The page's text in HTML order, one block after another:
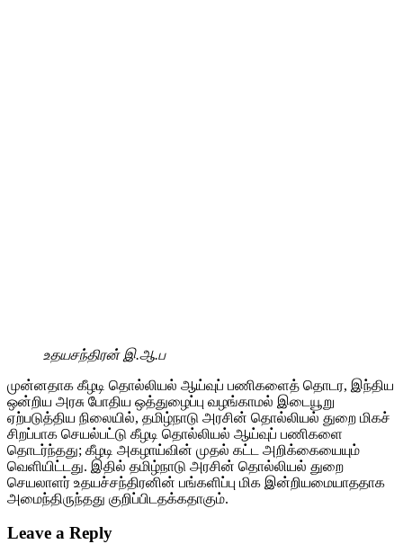
உதயசந்திரன் இ.ஆ.ப
முன்னதாக கீழடி தொல்லியல் ஆய்வுப் பணிகளைத் தொடர, இந்திய
ஒன்றிய அரசு போதிய ஒத்துழைப்பு வழங்காமல் இடையூறு
ஏற்படுத்திய நிலையில், தமிழ்நாடு அரசின் தொல்லியல் துறை மிகச்
சிறப்பாக செயல்பட்டு கீழடி தொல்லியல் ஆய்வுப் பணிகளை
தொடர்ந்தது; கீழடி அகழாய்வின் முதல் கட்ட அறிக்கையையும்
வெளியிட்டது. இதில் தமிழ்நாடு அரசின் தொல்லியல் துறை
செயலாளர் உதயச்சந்திரனின் பங்களிப்பு மிக இன்றியமையாததாக
அமைந்திருந்தது குறிப்பிடதக்கதாகும்.
Leave a Reply